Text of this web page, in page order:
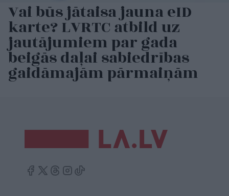
Vai būs jātaisa jauna eID
karte? LVRTC atbild uz
jautājumiem par gada
beigās daļai sabiedrības
gaidāmajām pārmaiņām